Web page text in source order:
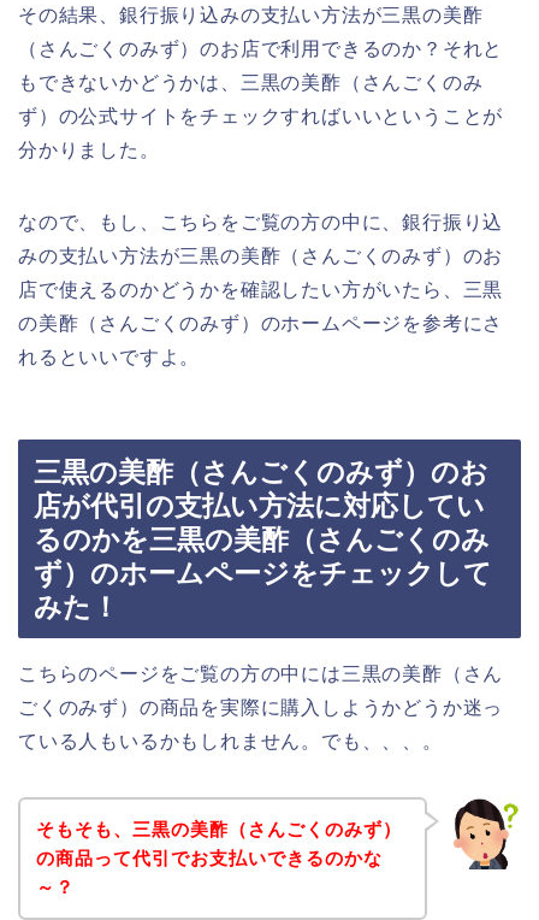
その結果、銀行振り込みの支払い方法が三黒の美酢
（さんごくのみず）のお店で利用できるのか？それと
もできないかどうかは、三黒の美酢（さんごくのみ
ず）の公式サイトをチェックすればいいということが
分かりました。
なので、もし、こちらをご覧の方の中に、銀行振り込
みの支払い方法が三黒の美酢（さんごくのみず）のお
店で使えるのかどうかを確認したい方がいたら、三黒
の美酢（さんごくのみず）のホームページを参考にさ
れるといいですよ。
三黒の美酢（さんごくのみず）のお
店が代引の支払い方法に対応してい
るのかを三黒の美酢（さんごくのみ
ず）のホームページをチェックして
みた！
こちらのページをご覧の方の中には三黒の美酢（さん
ごくのみず）の商品を実際に購入しようかどうか迷っ
ている人もいるかもしれません。でも、、、。
そもそも、三黒の美酢（さんごくのみず）
の商品って代引でお支払いできるのかな
～？